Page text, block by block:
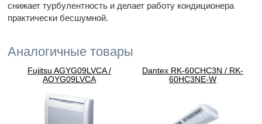
снижает турбулентность и делает работу кондиционера
практически бесшумной.
Аналогичные товары
Fujitsu AGYG09LVCA /
AOYG09LVCA
Dantex RK-60CHC3N / RK-
60HC3NE-W